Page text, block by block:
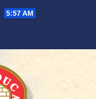
5:57 AM